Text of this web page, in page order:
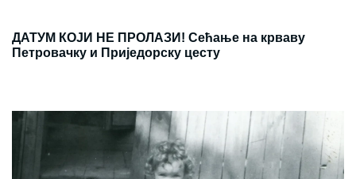
ДАТУМ КОЈИ НЕ ПРОЛАЗИ! Сећање на крваву
Петровачку и Приједорску цесту